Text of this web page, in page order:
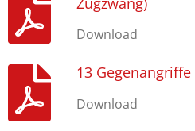
Download
13
Download